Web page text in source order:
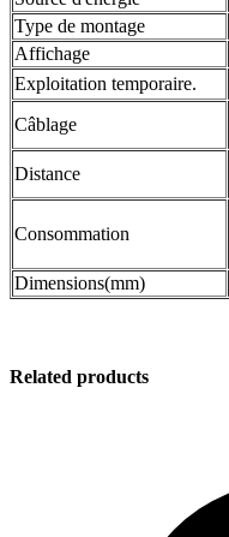
Type de montage
Affichage
Exploitation temporaire.
Câblage
Distance
Consommation
Dimensions(mm)
Related products